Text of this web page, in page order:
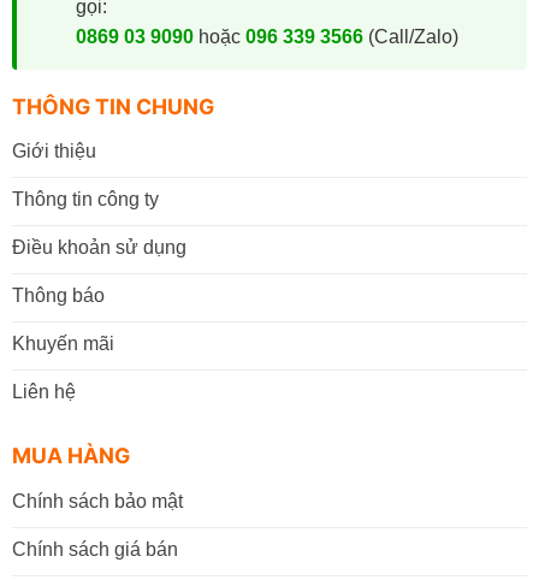
gọi:
0869 03 9090hoặc 096 339 3566(Call/Zalo)
THÔNG TIN CHUNG
Giới thiệu
Thông tin công ty
Điều khoản sử dụng
Thông báo
Khuyến mãi
Liên hệ
MUA HÀNG
Chính sách bảo mật
Chính sách giá bán